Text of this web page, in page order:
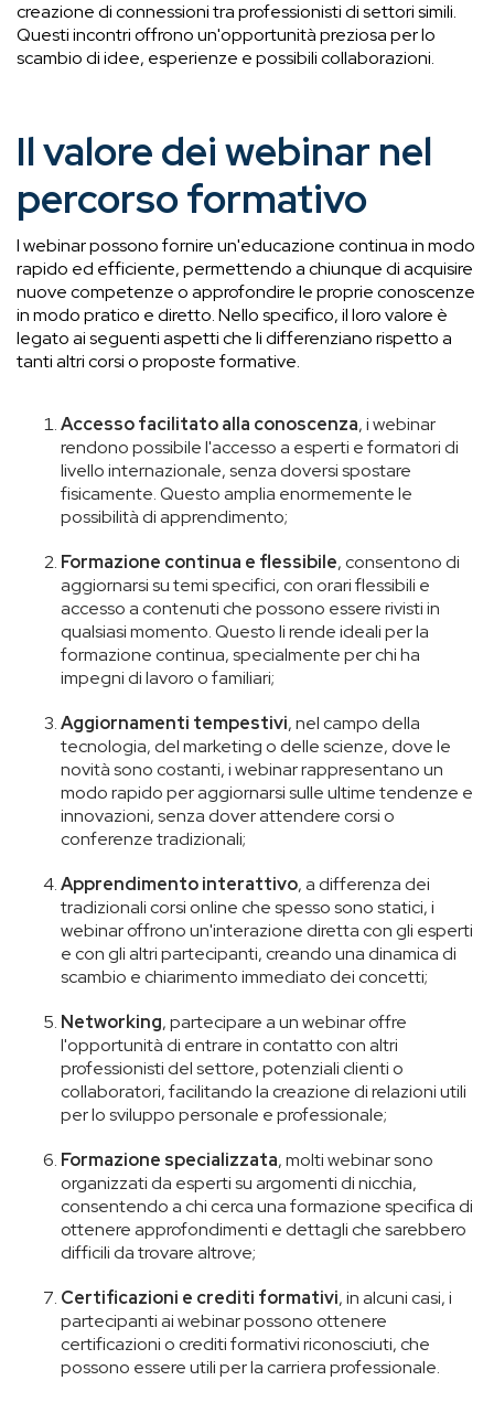
creazione di connessioni tra professionisti di settori simili.
Questi incontri offrono un'opportunità preziosa per lo
scambio di idee, esperienze e possibili collaborazioni.
Il valore dei webinar nel
percorso formativo
I webinar possono fornire un'educazione continua in modo
rapido ed efficiente, permettendo a chiunque di acquisire
nuove competenze o approfondire le proprie conoscenze
in modo pratico e diretto. Nello specifico, il loro valore è
legato ai seguenti aspetti che li differenziano rispetto a
tanti altri corsi o proposte formative.
Accesso facilitato alla conoscenza, i webinar
rendono possibile l'accesso a esperti e formatori di
livello internazionale, senza doversi spostare
fisicamente. Questo amplia enormemente le
possibilità di apprendimento;
Formazione continua e flessibile, consentono di
aggiornarsi su temi specifici, con orari flessibili e
accesso a contenuti che possono essere rivisti in
qualsiasi momento. Questo li rende ideali per la
formazione continua, specialmente per chi ha
impegni di lavoro o familiari;
Aggiornamenti tempestivi, nel campo della
tecnologia, del marketing o delle scienze, dove le
novità sono costanti, i webinar rappresentano un
modo rapido per aggiornarsi sulle ultime tendenze e
innovazioni, senza dover attendere corsi o
conferenze tradizionali;
Apprendimento interattivo, a differenza dei
tradizionali corsi online che spesso sono statici, i
webinar offrono un'interazione diretta con gli esperti
e con gli altri partecipanti, creando una dinamica di
scambio e chiarimento immediato dei concetti;
Networking, partecipare a un webinar offre
l'opportunità di entrare in contatto con altri
professionisti del settore, potenziali clienti o
collaboratori, facilitando la creazione di relazioni utili
per lo sviluppo personale e professionale;
Formazione specializzata, molti webinar sono
organizzati da esperti su argomenti di nicchia,
consentendo a chi cerca una formazione specifica di
ottenere approfondimenti e dettagli che sarebbero
difficili da trovare altrove;
Certificazioni e crediti formativi, in alcuni casi, i
partecipanti ai webinar possono ottenere
certificazioni o crediti formativi riconosciuti, che
possono essere utili per la carriera professionale.